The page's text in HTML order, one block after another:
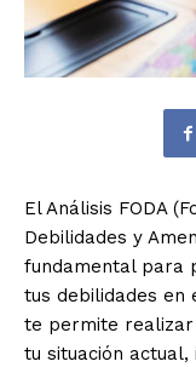
El Análisis FODA
Debilidades y
fundamental para
tus debilidades en
te permite realizar
tu situación